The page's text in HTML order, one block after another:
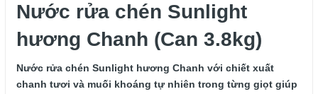
Nước rửa chén Sunlight
hương Chanh (Can 3.8kg)
Nước rửa chén Sunlight hương Chanh với chiết xuất
chanh tươi và muối khoáng tự nhiên trong từng giọt giúp